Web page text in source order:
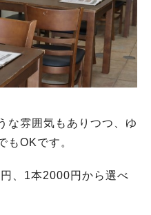
な雰囲気もありつつ、ゆ
もOKです。
、1本2000円から選べ